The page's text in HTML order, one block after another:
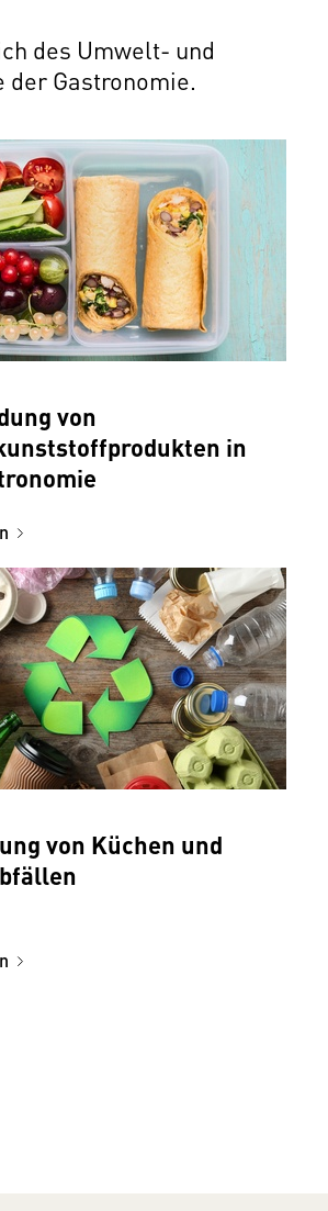
des Umwelt- und
Gastronomie.
von
in
von Küchen und